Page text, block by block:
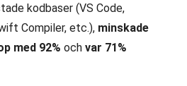
kodbaser (VS Code,
Compiler, etc.), minskade
med 92% och var 71%